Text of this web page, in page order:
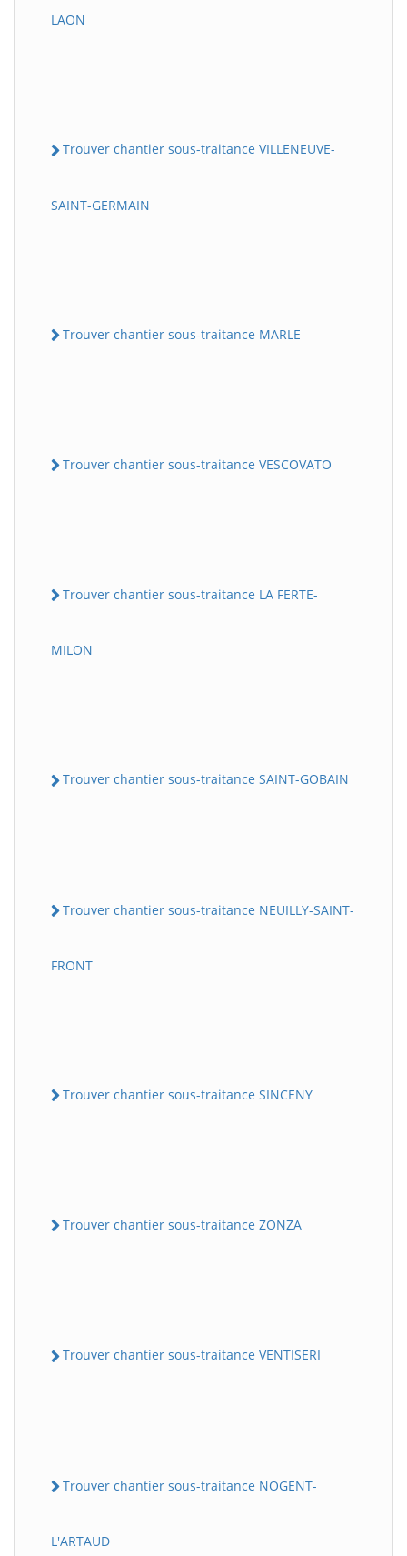
LAON
Trouver chantier sous-traitance VILLENEUVE-
SAINT-GERMAIN
Trouver chantier sous-traitance MARLE
Trouver chantier sous-traitance VESCOVATO
Trouver chantier sous-traitance LA FERTE-
MILON
Trouver chantier sous-traitance SAINT-GOBAIN
Trouver chantier sous-traitance NEUILLY-SAINT-
FRONT
Trouver chantier sous-traitance SINCENY
Trouver chantier sous-traitance ZONZA
Trouver chantier sous-traitance VENTISERI
Trouver chantier sous-traitance NOGENT-
L'ARTAUD